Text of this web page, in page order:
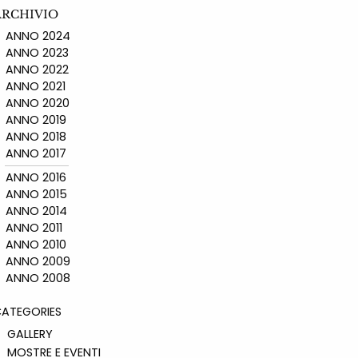
2024
2023
2022
2021
2020
2019
2018
2017
2016
2015
2014
2011
2010
2009
2008
GALLERY
MOSTRE E EVENTI